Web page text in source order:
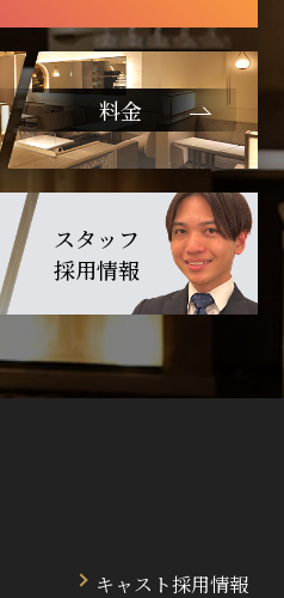
料金
スタッフ
採用情報
キャスト採用情報